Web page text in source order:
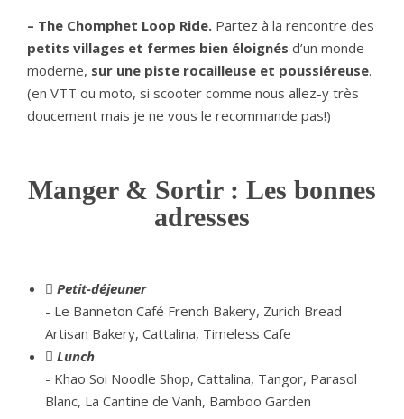
– The Chomphet Loop Ride. Partez à la rencontre des
petits villages et fermes bien éloignés d’un monde
moderne, sur une piste rocailleuse et poussiéreuse.
(en VTT ou moto, si scooter comme nous allez-y très
doucement mais je ne vous le recommande pas!)
Manger & Sortir : Les bonnes
adresses
Petit-déjeuner
- Le Banneton Café French Bakery, Zurich Bread
Artisan Bakery, Cattalina, Timeless Cafe
Lunch
- Khao Soi Noodle Shop, Cattalina, Tangor, Parasol
Blanc, La Cantine de Vanh, Bamboo Garden